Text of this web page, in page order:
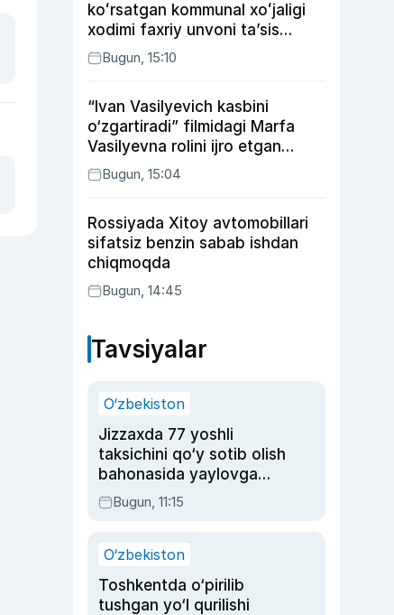
koʻrsatgan kommunal xoʻjaligi
xodimi faxriy unvoni taʼsis
etilishi mumkin
Bugun, 15:10
“Ivan Vasilyevich kasbini
o‘zgartiradi” filmidagi Marfa
Vasilyevna rolini ijro etgan
aktrisaning taqdiri qanday
kechdi?
Bugun, 15:04
Rossiyada Xitoy avtomobillari
sifatsiz benzin sabab ishdan
chiqmoqda
Bugun, 14:45
Tavsiyalar
O‘zbekiston
Jizzaxda 77 yoshli
taksichini qo‘y sotib olish
bahonasida yaylovga
olib borib o‘ldirgan yigit
20 yilga qamaldi
Bugun, 11:15
O‘zbekiston
Toshkentda o‘pirilib
tushgan yo‘l qurilishi